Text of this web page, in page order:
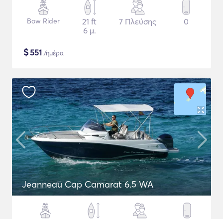
Bow Rider
21 ft
6 μ.
7 Πλεύσης 0
$551 /ημέρα
Jeanneau Cap Camarat 6.5 WA